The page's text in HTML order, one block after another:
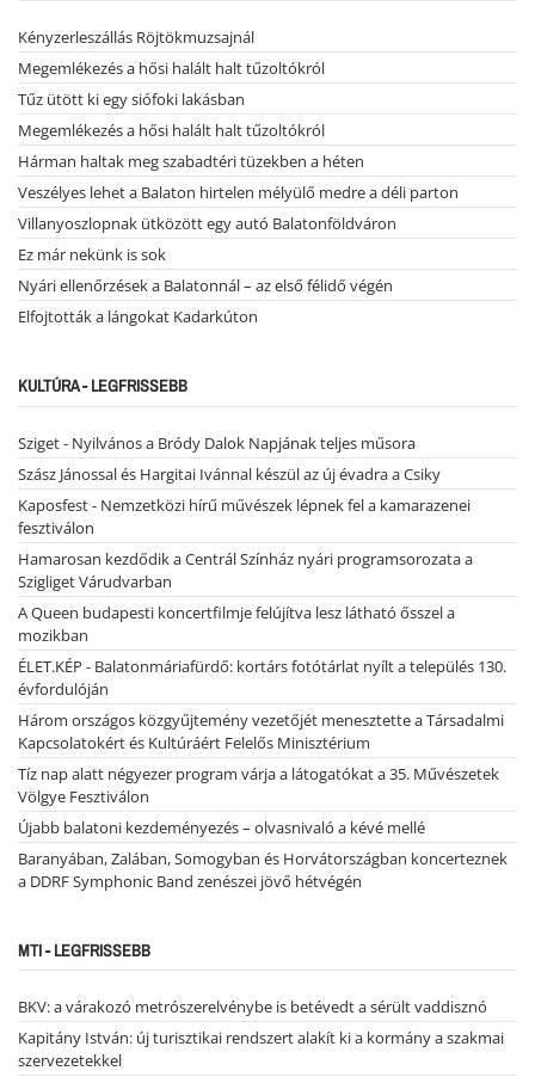
Kényzerleszállás Röjtökmuzsajnál
Megemlékezés a hősi halált halt tűzoltókról
Tűz ütött ki egy siófoki lakásban
Megemlékezés a hősi halált halt tűzoltókról
Hárman haltak meg szabadtéri tüzekben a héten
Veszélyes lehet a Balaton hirtelen mélyülő medre a déli parton
Villanyoszlopnak ütközött egy autó Balatonföldváron
Ez már nekünk is sok
Nyári ellenőrzések a Balatonnál – az első félidő végén
Elfojtották a lángokat Kadarkúton
KULTÚRA - LEGFRISSEBB
Sziget - Nyilvános a Bródy Dalok Napjának teljes műsora
Szász Jánossal és Hargitai Ivánnal készül az új évadra a Csiky
Kaposfest - Nemzetközi hírű művészek lépnek fel a kamarazenei
fesztiválon
Hamarosan kezdődik a Centrál Színház nyári programsorozata a
Szigliget Várudvarban
A Queen budapesti koncertfilmje felújítva lesz látható ősszel a
mozikban
ÉLET.KÉP - Balatonmáriafürdő: kortárs fotótárlat nyílt a település 130.
évfordulóján
Három országos közgyűjtemény vezetőjét menesztette a Társadalmi
Kapcsolatokért és Kultúráért Felelős Minisztérium
Tíz nap alatt négyezer program várja a látogatókat a 35. Művészetek
Völgye Fesztiválon
Újabb balatoni kezdeményezés – olvasnivaló a kévé mellé
Baranyában, Zalában, Somogyban és Horvátországban koncerteznek
a DDRF Symphonic Band zenészei jövő hétvégén
MTI - LEGFRISSEBB
BKV: a várakozó metrószerelvénybe is betévedt a sérült vaddisznó
Kapitány István: új turisztikai rendszert alakít ki a kormány a szakmai
szervezetekkel